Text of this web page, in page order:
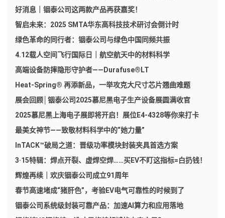
好消息｜铟泰公司这两款产品再获嘉奖！
智启未来：2025 SMTA华东高科技技术研讨会倒计时
绿色革命的同行者：铟泰公司与绿色中国同频共振
4.12载人空间飞行国际日｜航空航天中的材料科学
高端设备防摔隐形守护者——Durafuse®LT
Heat-Spring® 再添新品，一举攻克大尺寸芯片翘曲难题
展会回顾│铟泰公司2025慕尼黑电子生产设备展圆满收官
2025慕尼黑上海电子展即将开启！展位E4-4328等你来打卡
最美女神节——致敬材料科学中的“她力量”
InTACK™破局之道：晋级功率模块封装夹具首选方案
3·15特辑：焊点开裂、虚焊空焊……买EV不盯这指标=白扔钱！
辉煌再续｜欢庆铟泰公司成立91周年
春节高速堵成“猪肝色”，考验EV电气可靠性的时候到了
铟泰公司系统级封装可靠产品：加速AI算力和应用落地